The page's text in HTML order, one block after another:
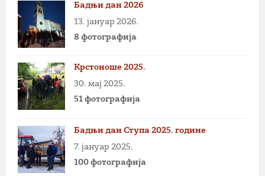
Бадњи дан 2026
13. јануар 2026.
8 фотографија
Крстоноше 2025.
30. мај 2025.
51 фотографија
Бадњи дан Ступа 2025. године
7. јануар 2025.
100 фотографија